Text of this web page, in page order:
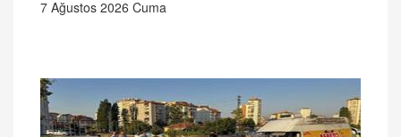
7 Ağustos 2026 Cuma